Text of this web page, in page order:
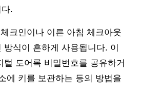
.
크인이나 이른 아침 체크아웃
식이 흔하게 사용됩니다. 이
털 도어록 비밀번호를 공유하거
에 키를 보관하는 등의 방법을